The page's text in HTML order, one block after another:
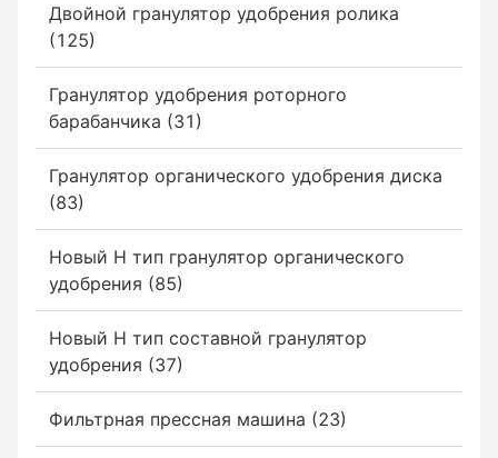
Двойной гранулятор удобрения ролика
(125)
Гранулятор удобрения роторного
барабанчика (31)
Гранулятор органического удобрения диска
(83)
Новый Н тип гранулятор органического
удобрения (85)
Новый Н тип составной гранулятор
удобрения (37)
Фильтрная прессная машина (23)